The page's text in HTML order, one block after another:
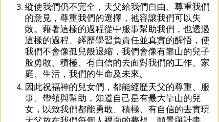
縱使我們仍不完全，天父給我們自由、尊重我們
的意見，尊重我們的選擇，祂容讓我們可以失
敗。藉著這樣的過程從中服事幫助我們，也透過
這樣的過程、經歷學習負責任並真實的醒悟，使
我們不會像孤兒般退縮，我們會像有靠山的兒子
般勇敢、積極、有自信的去面對我們的工作、家
庭、生活，我們的生命及未來。
因此祝福神的兒女們，都能經歷天父的尊重、服
事、帶領與幫助，知道自己是有最大靠山的兒
女，以致我們都能勇敢、積極、有自信的去實現